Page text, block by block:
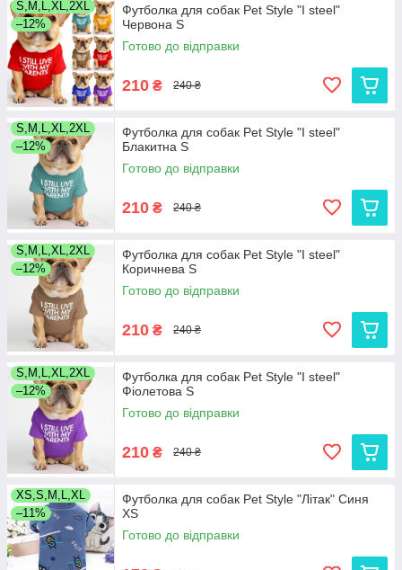
S,M,L,XL,2XL
–12%
Футболка для собак Pet Style "I steel"
Червона S
Готово до відправки
210 ₴ 240 ₴
S,M,L,XL,2XL
–12%
Футболка для собак Pet Style "I steel"
Блакитна S
Готово до відправки
210 ₴ 240 ₴
S,M,L,XL,2XL
–12%
Футболка для собак Pet Style "I steel"
Коричнева S
Готово до відправки
210 ₴ 240 ₴
S,M,L,XL,2XL
–12%
Футболка для собак Pet Style "I steel"
Фіолетова S
Готово до відправки
210 ₴ 240 ₴
XS,S,M,L,XL
–11%
Футболка для собак Pet Style "Літак" Синя
XS
Готово до відправки